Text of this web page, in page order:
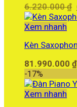
6.220.000₫
Xem nhanh
Kèn
81.990.000 ₫
-17%
Xem nhanh